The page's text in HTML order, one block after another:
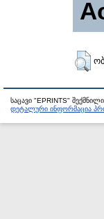
საცავი "EPRINTS"
დეტალური ინფორმაცია